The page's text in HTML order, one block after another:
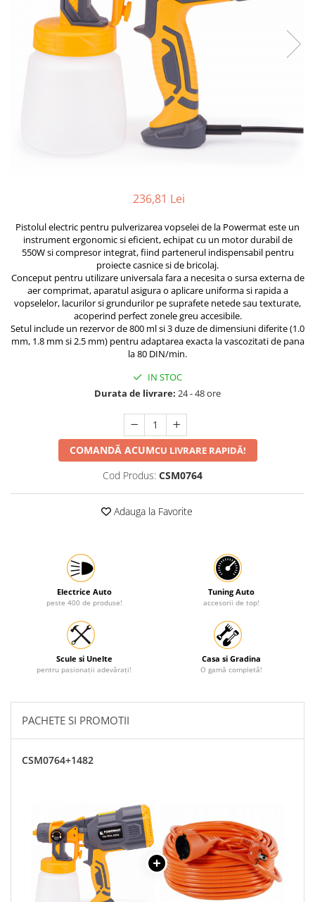
compresoare
Cricuri Auto Hidraulice
Pneumatice si Trapezoidale
Cricuri hidraulice
Masini de gaurit si Insurubat
Motoare electrice
Pistol de Lipit
Pompe Combustibil
Prelungitoare
Protectia muncii
Surubelnite
Tunuri de caldura si aeroteme
Mixere
Motocositoare si Motosape
Rotopercutoare si bormasini
236,81 Lei
Pistolul electric pentru pulverizarea vopselei de la Powermat este un
instrument ergonomic si eficient, echipat cu un motor durabil de
550W si compresor integrat, fiind partenerul indispensabil pentru
proiecte casnice si de bricolaj.
Conceput pentru utilizare universala fara a necesita o sursa externa de
aer comprimat, aparatul asigura o aplicare uniforma si rapida a
vopselelor, lacurilor si grundurilor pe suprafete netede sau texturate,
acoperind perfect zonele greu accesibile.
Setul include un rezervor de 800 ml si 3 duze de dimensiuni diferite (1.0
mm, 1.8 mm si 2.5 mm) pentru adaptarea exacta la vascozitati de pana
la 80 DIN/min.
IN STOC
Durata de livrare: 24 - 48 ore
COMANDĂ ACUMCU LIVRARE RAPIDĂ!
Cod Produs: CSM0764
Adauga la Favorite
Electrice Auto
peste 400 de produse!
Tuning Auto
accesorii de top!
Scule si Unelte
pentru pasionații adevărați!
Casa si Gradina
O gamă completă!
PACHETE SI PROMOTII
CSM0764+1482